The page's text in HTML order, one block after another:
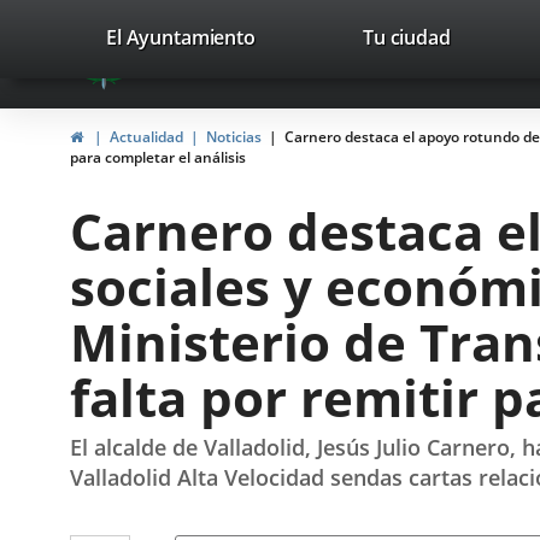
Portal
Web
del
Ayuntamiento
Valladolid
avaTop
valladolid.es
El Ayuntamiento Tu ciudad
InicioActualidad Noticias
Carnero destaca el apoyo rotundo
para completar el análisis
Carnero destaca
sociales y
Ministerio de
falta por remitir
El alcalde de Valladolid, Jesús Julio
Valladolid Alta Velocidad sendas cartas